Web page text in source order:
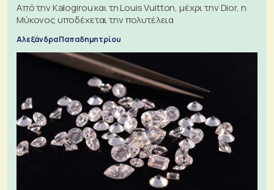
Από την Kalogirou και τη Louis Vuitton, μέχρι την Dior, η
Μύκονος υποδέχεται την πολυτέλεια
Αλεξάνδρα Παπαδημητρίου